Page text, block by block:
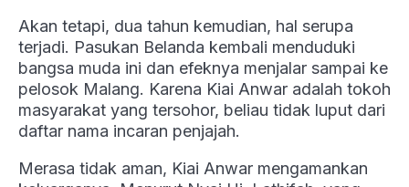
Akan tetapi, dua tahun kemudian, hal serupa
terjadi. Pasukan Belanda kembali menduduki
bangsa muda ini dan efeknya menjalar sampai ke
pelosok Malang. Karena Kiai Anwar adalah tokoh
masyarakat yang tersohor, beliau tidak luput dari
daftar nama incaran penjajah.
Merasa tidak aman, Kiai Anwar mengamankan